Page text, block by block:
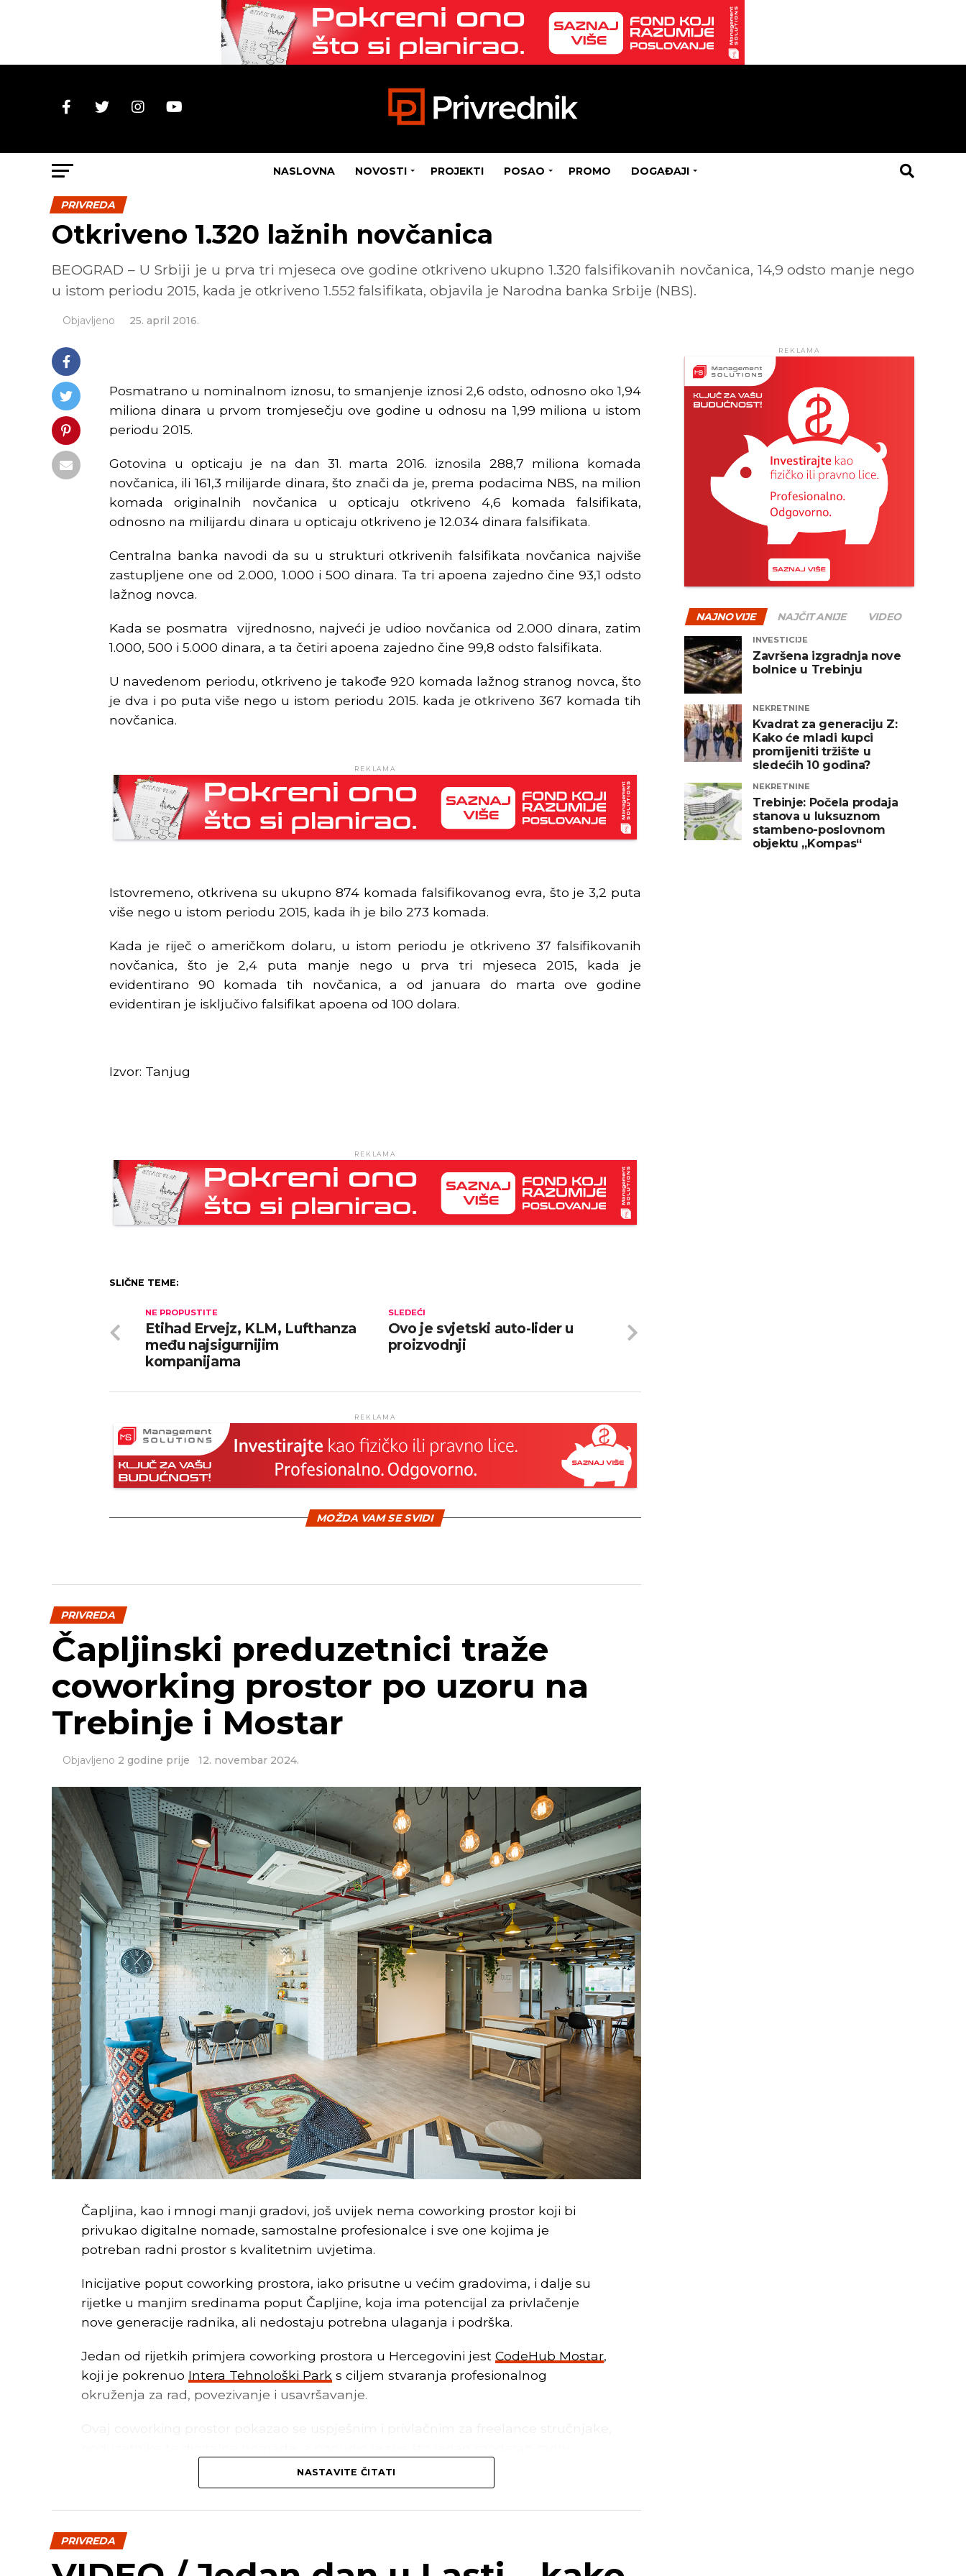
NASLOVNA NOVOSTI PROJEKTI POSAO PROMO DOGAĐAJI
PRIVREDA
Otkriveno 1.320 lažnih novčanica
BEOGRAD – U Srbiji je u prva tri mjeseca ove godine otkriveno ukupno 1.320 falsifikovanih novčanica, 14,9 odsto manje nego
u istom periodu 2015, kada je otkriveno 1.552 falsifikata, objavila je Narodna banka Srbije (NBS).
Objavljeno 25. april 2016.
Posmatrano u nominalnom iznosu, to smanjenje iznosi 2,6 odsto, odnosno oko 1,94
miliona dinara u prvom tromjesečju ove godine u odnosu na 1,99 miliona u istom
periodu 2015.
Gotovina u opticaju je na dan 31. marta 2016. iznosila 288,7 miliona komada
novčanica, ili 161,3 milijarde dinara, što znači da je, prema podacima NBS, na milion
komada originalnih novčanica u opticaju otkriveno 4,6 komada falsifikata,
odnosno na milijardu dinara u opticaju otkriveno je 12.034 dinara falsifikata.
Centralna banka navodi da su u strukturi otkrivenih falsifikata novčanica najviše
zastupljene one od 2.000, 1.000 i 500 dinara. Ta tri apoena zajedno čine 93,1 odsto
lažnog novca.
Kada se posmatra vijrednosno, najveći je udioo novčanica od 2.000 dinara, zatim
1.000, 500 i 5.000 dinara, a ta četiri apoena zajedno čine 99,8 odsto falsifikata.
U navedenom periodu, otkriveno je takođe 920 komada lažnog stranog novca, što
je dva i po puta više nego u istom periodu 2015. kada je otkriveno 367 komada tih
novčanica.
REKLAMA
Istovremeno, otkrivena su ukupno 874 komada falsifikovanog evra, što je 3,2 puta
više nego u istom periodu 2015, kada ih je bilo 273 komada.
Kada je riječ o američkom dolaru, u istom periodu je otkriveno 37 falsifikovanih
novčanica, što je 2,4 puta manje nego u prva tri mjeseca 2015, kada je
evidentirano 90 komada tih novčanica, a od januara do marta ove godine
evidentiran je isključivo falsifikat apoena od 100 dolara.
Izvor: Tanjug
REKLAMA
SLIČNE TEME:
SLEDEĆI
Ovo je svjetski auto-lider u
proizvodnji
NE PROPUSTITE
Etihad Ervejz, KLM, Lufthanza
među najsigurnijim
kompanijama
REKLAMA
MOŽDA VAM SE SVIDI
PRIVREDA
Čapljinski preduzetnici traže
coworking prostor po uzoru na
Trebinje i Mostar
Objavljeno 2 godine prije 12. novembar 2024.
Čapljina, kao i mnogi manji gradovi, još uvijek nema coworking prostor koji bi
privukao digitalne nomade, samostalne profesionalce i sve one kojima je
potreban radni prostor s kvalitetnim uvjetima.
Inicijative poput coworking prostora, iako prisutne u većim gradovima, i dalje su
rijetke u manjim sredinama poput Čapljine, koja ima potencijal za privlačenje
nove generacije radnika, ali nedostaju potrebna ulaganja i podrška.
Jedan od rijetkih primjera coworking prostora u Hercegovini jest CodeHub Mostar,
koji je pokrenuo Intera Tehnološki Park s ciljem stvaranja profesionalnog
okruženja za rad, povezivanje i usavršavanje.
prostor mora imati – brz internet, kvalitetne radne stolove, ugodnu radnu
atmosferu i priliku za umrežavanje, pišeČapljinski portal.
Coworking prostori poput CodeHuba nude brojne prednosti koje bi mogle
unaprijediti poslovnu klimu u manjim gradovima kao što je Čapljina.
NASTAVITE ČITATI
PRIVREDA
REKLAMA
NAJNOVIJE NAJČITANIJE VIDEO
INVESTICIJE
Završena izgradnja nove
bolnice u Trebinju
NEKRETNINE
Kvadrat za generaciju Z:
Kako će mladi kupci
promijeniti tržište u
sledećih 10 godina?
NEKRETNINE
Trebinje: Počela prodaja
stanova u luksuznom
stambeno-poslovnom
objektu „Kompas“